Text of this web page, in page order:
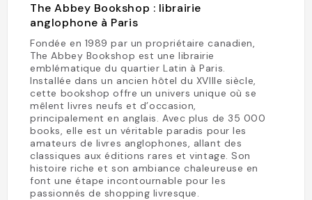
The Abbey Bookshop : librairie
anglophone à Paris
Fondée en 1989 par un propriétaire canadien,
The Abbey Bookshop est une librairie
emblématique du quartier Latin à Paris.
Installée dans un ancien hôtel du XVIIIe siècle,
cette bookshop offre un univers unique où se
mêlent livres neufs et d’occasion,
principalement en anglais. Avec plus de 35 000
books, elle est un véritable paradis pour les
amateurs de livres anglophones, allant des
classiques aux éditions rares et vintage. Son
histoire riche et son ambiance chaleureuse en
font une étape incontournable pour les
passionnés de shopping livresque.